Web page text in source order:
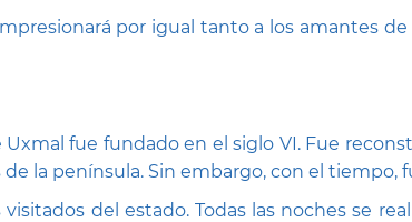
por igual tanto a los amantes
fue fundado en el siglo VI. Fue
la península. Sin embargo, con el tiempo,
del estado. Todas las noches se